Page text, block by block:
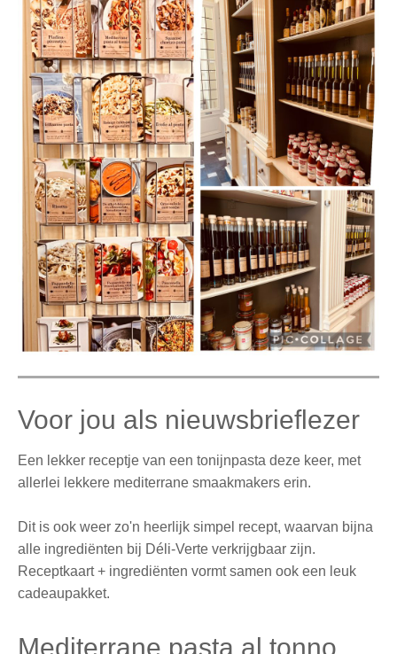
Voor jou als nieuwsbrieflezer
Een lekker receptje van een tonijnpasta deze keer, met
allerlei lekkere mediterrane smaakmakers erin.
Dit is ook weer zo'n heerlijk simpel recept, waarvan bijna
alle ingrediënten bij Déli-Verte verkrijgbaar zijn.
Receptkaart + ingrediënten vormt samen ook een leuk
cadeaupakket.
Mediterrane pasta al tonno